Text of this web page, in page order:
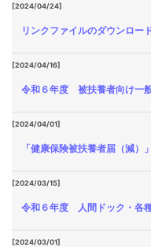
[2024/04/24]
リンクファイルのダウンロ
[2024/04/16]
令和６年度 被扶養者向け一
[2024/04/01]
「健康保険被扶養者届（減）
[2024/03/15]
令和６年度 人間ドック・各
[2024/03/01]